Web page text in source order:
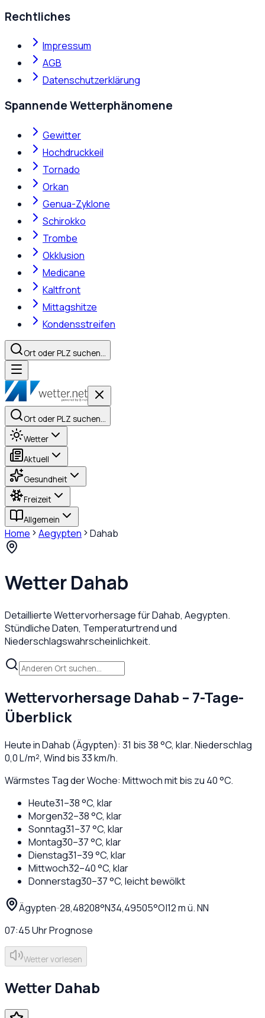
Rechtliches
Impressum
AGB
Datenschutzerklärung
Spannende Wetterphänomene
Gewitter
Hochdruckkeil
Tornado
Orkan
Genua-Zyklone
Schirokko
Trombe
Okklusion
Medicane
Kaltfront
Mittagshitze
Kondensstreifen
Ort oder PLZ suchen…
Ort oder PLZ suchen…
Wetter
Aktuell
Gesundheit
Freizeit
Allgemein
Home Aegypten Dahab
WetterDahab
Detaillierte Wettervorhersage fürDahab, Aegypten.
Stündliche Daten, Temperaturtrend und
Niederschlagswahrscheinlichkeit.
Wettervorhersage Dahab – 7-Tage-
Überblick
Heute inDahab (Ägypten): 31 bis38°C, klar. Niederschlag
0,0L/m², Wind bis33km/h.
Wärmstes Tag der Woche: Mittwoch mit bis zu 40 °C.
Heute31–38°C, klar
Morgen32–38°C, klar
Sonntag31–37°C, klar
Montag30–37°C, klar
Dienstag31–39°C, klar
Mittwoch32–40°C, klar
Donnerstag30–37°C, leicht bewölkt
Ägypten··28,48208°N34,49505°O|12m ü. NN
07:45UhrPrognose
Wetter vorlesen
Wetter Dahab